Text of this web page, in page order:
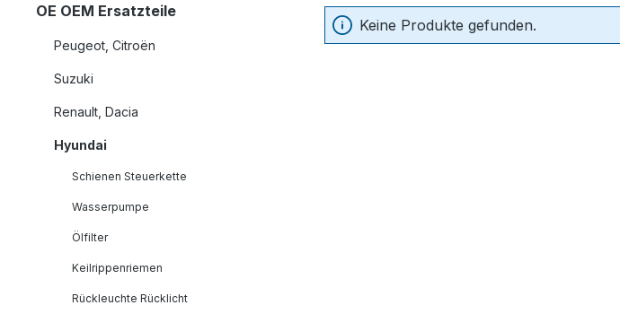
OE OEM Ersatzteile
Peugeot, Citroën
Suzuki
Renault, Dacia
Hyundai
Schienen Steuerkette
Wasserpumpe
Ölfilter
Keilrippenriemen
Rückleuchte Rücklicht
Keine Produkte gefunden.